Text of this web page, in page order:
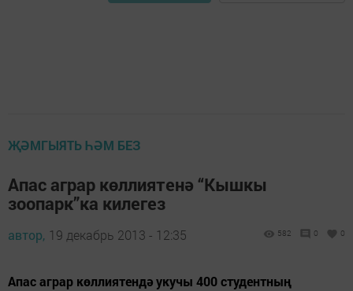
ҖӘМГЫЯТЬ ҺӘМ БЕЗ
Апас аграр көллиятенә “Кышкы
зоопарк”ка килегез
автор, 19 декабрь 2013 - 12:35 582 0 0
Апас аграр көллиятендә укучы 400 студентның